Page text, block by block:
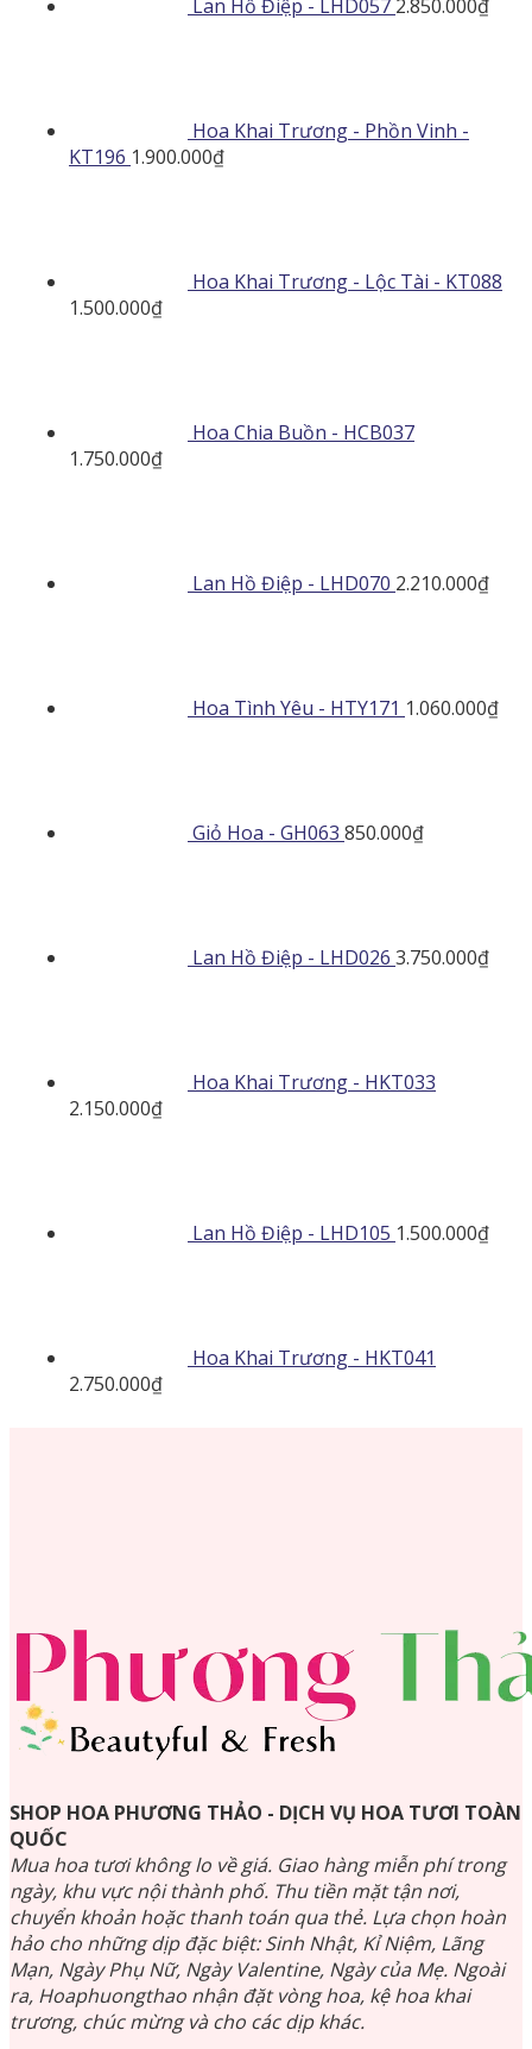
Lan Hồ Điệp - LHD057 2.850.000₫
Hoa Khai Trương - Phồn Vinh -
KT196 1.900.000₫
Hoa Khai Trương - Lộc Tài - KT088
1.500.000₫
Hoa Chia Buồn - HCB037
1.750.000₫
Lan Hồ Điệp - LHD070 2.210.000₫
Hoa Tình Yêu - HTY171 1.060.000₫
Giỏ Hoa - GH063 850.000₫
Lan Hồ Điệp - LHD026 3.750.000₫
Hoa Khai Trương - HKT033
2.150.000₫
Lan Hồ Điệp - LHD105 1.500.000₫
Hoa Khai Trương - HKT041
2.750.000₫
SHOP HOA PHƯƠNG THẢO - DỊCH VỤ HOA TƯƠI TOÀN
QUỐC
Mua hoa tươi không lo về giá. Giao hàng miễn phí trong
ngày, khu vực nội thành phố. Thu tiền mặt tận nơi,
chuyển khoản hoặc thanh toán qua thẻ. Lựa chọn hoàn
hảo cho những dịp đặc biệt: Sinh Nhật, Kỉ Niệm, Lãng
Mạn, Ngày Phụ Nữ, Ngày Valentine, Ngày của Mẹ. Ngoài
ra, Hoaphuongthao nhận đặt vòng hoa, kệ hoa khai
trương, chúc mừng và cho các dịp khác.